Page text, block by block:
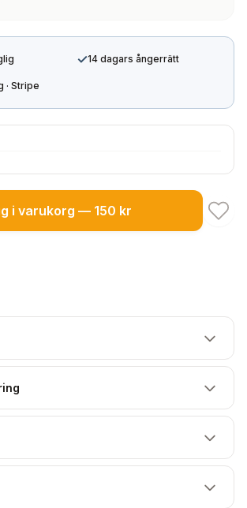
✓14 dagars ångerrätt
· Stripe
i varukorg — 150 kr